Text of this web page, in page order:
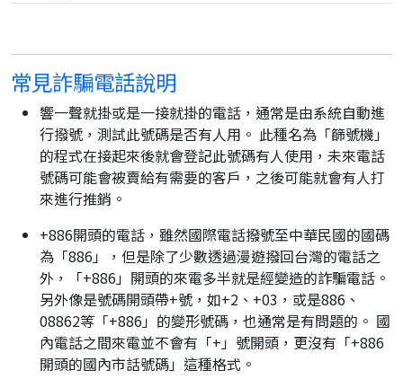
常見詐騙電話說明
響一聲就掛或是一接就掛的電話，通常是由系統自動進
行撥號，測試此號碼是否有人用。 此種名為「篩號機」
的程式在接起來後就會登記此號碼有人使用，未來電話
號碼可能會被賣給有需要的客戶，之後可能就會有人打
來進行推銷。
+886開頭的電話，雖然國際電話撥號至中華民國的國碼
為「886」，但是除了少數透過漫遊撥回台灣的電話之
外，「+886」開頭的來電多半就是經變造的詐騙電話。
另外像是號碼開頭帶+號，如+2、+03，或是886、
08862等「+886」的變形號碼，也通常是有問題的。 國
內電話之間來電並不會有「+」號開頭，更沒有「+886
開頭的國內市話號碼」這種格式。